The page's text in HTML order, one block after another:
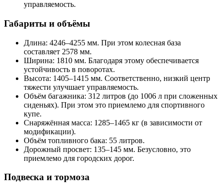
управляемость.
Габариты и объёмы
Длина: 4246–4255 мм. При этом колесная база
составляет 2578 мм.
Ширина: 1810 мм. Благодаря этому обеспечивается
устойчивость в поворотах.
Высота: 1405–1415 мм. Соответственно, низкий центр
тяжести улучшает управляемость.
Объём багажника: 312 литров (до 1006 л при сложенных
сиденьях). При этом это приемлемо для спортивного
купе.
Снаряжённая масса: 1285–1465 кг (в зависимости от
модификации).
Объём топливного бака: 55 литров.
Дорожный просвет: 135–145 мм. Безусловно, это
приемлемо для городских дорог.
Подвеска и тормоза